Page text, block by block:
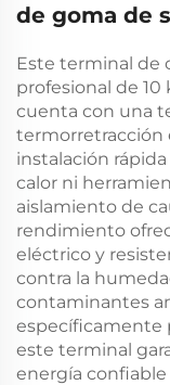
de goma de
Este terminal de
profesional de 10
cuenta con una
termorretracción
instalación
calor ni
aislamiento de
rendimiento
eléctrico y
contra la
contaminantes
específicamente
este terminal
energía